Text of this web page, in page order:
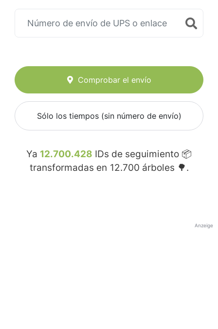
Comprobar el envío
Sólo los tiempos (sin número de envío)
Ya 12.700.428 IDs de seguimiento 📦
transformadas en 12.700 árboles 🌳.
Anzeige